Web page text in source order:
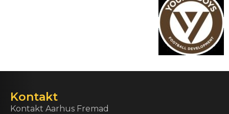
Kontakt
Kontakt Aarhus Fremad